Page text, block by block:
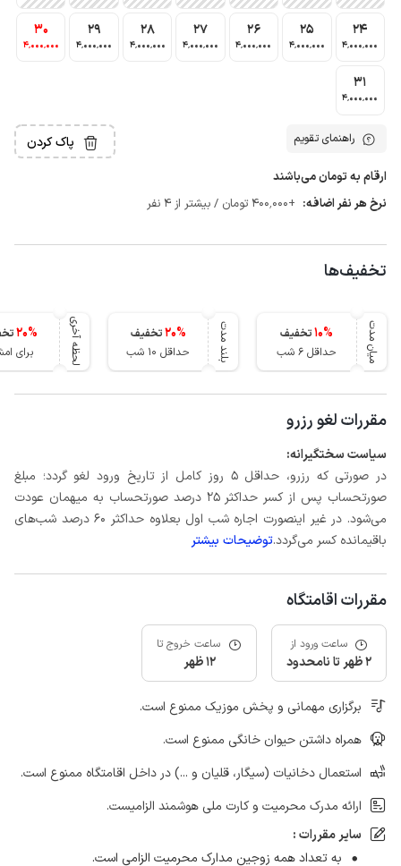
24
4٬000٬000
25
4٬000٬000
26
4٬000٬000
27
4٬000٬000
28
4٬000٬000
29
4٬000٬000
30
4٬000٬000
31
4٬000٬000
راهنمای تقویم پاک کردن
ارقام به تومان می‌باشند
نرخ هر نفر اضافه: +400٬000 تومان / بیشتر از 4 نفر
تخفیف‌ها
میان مدت 10%
تخفیف
حداقل 6 شب
بلند مدت 20%
تخفیف
حداقل 10 شب
لحظه آخری 20%
برای
مقررات لغو رزرو
سیاست سختگیرانه:
در صورتی که رزرو، حداقل 5 روز کامل از تاریخ ورود لغو گردد؛ مبلغ
صورتحساب پس از کسر حداکثر 25 درصد صورتحساب به میهمان عودت
می‌شود. در غیر اینصورت اجاره شب اول بعلاوه حداکثر 60 درصد شب‌های
باقیمانده کسر می‌گردد.توضیحات بیشتر
مقررات اقامتگاه
ساعت ورود از
2 ظهر تا نامحدود
ساعت خروج تا
12 ظهر
برگزاری مهمانی و پخش موزیک ممنوع است.
همراه داشتن حیوان خانگی ممنوع است.
استعمال دخانیات (سیگار، قلیان و ...) در داخل اقامتگاه ممنوع است.
ارائه مدرک محرمیت و کارت ملی هوشمند الزامیست.
سایر مقررات :
به تعداد همه زوجین مدارک محرمیت الزامی است.